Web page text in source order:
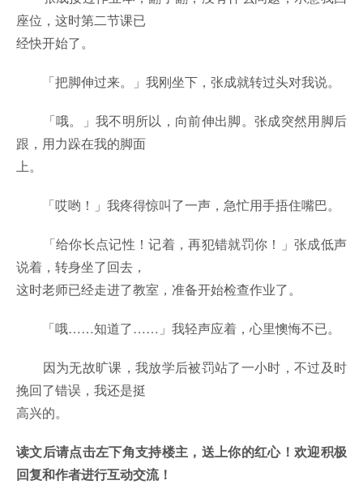
座位，这时第二节课已
经快开始了。
「把脚伸过来。」我刚坐下，张成就转过头对我说。
「哦。」我不明所以，向前伸出脚。张成突然用脚后
跟，用力跺在我的脚面
上。
「哎哟！」我疼得惊叫了一声，急忙用手捂住嘴巴。
「给你长点记性！记着，再犯错就罚你！」张成低声
说着，转身坐了回去，
这时老师已经走进了教室，准备开始检查作业了。
「哦……知道了……」我轻声应着，心里懊悔不已。
因为无故旷课，我放学后被罚站了一小时，不过及时
挽回了错误，我还是挺
高兴的。
读文后请点击左下角支持楼主，送上你的红心！欢迎积极
回复和作者进行互动交流！